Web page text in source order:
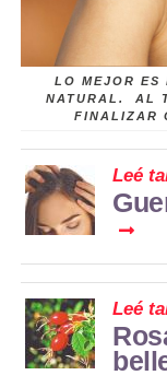
LO MEJOR ES
NATURAL. AL
FINALIZAR
Leé
Leé